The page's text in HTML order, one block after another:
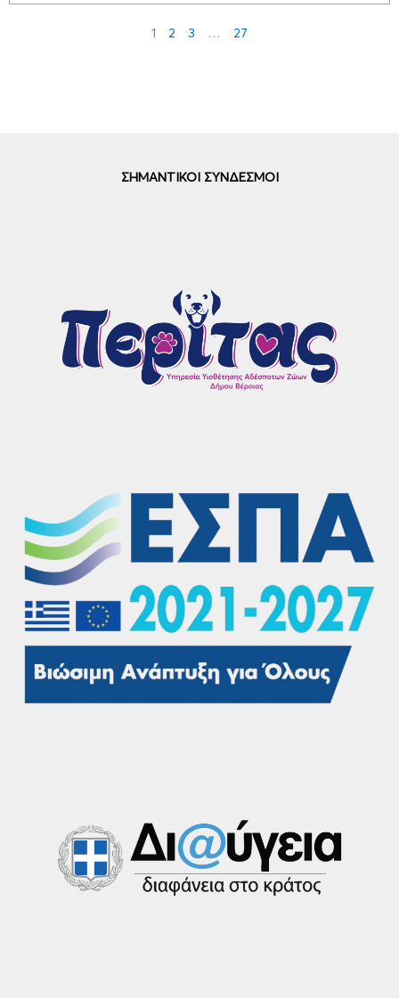
1 2 3 … 27
ΣΗΜΑΝΤΙΚΟΙ ΣΥΝΔΕΣΜΟΙ